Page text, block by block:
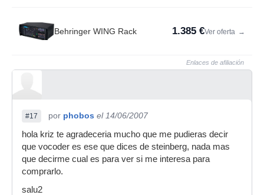
Behringer WING Rack 1.385 €Ver oferta →
Enlaces de afiliación
#17 por phobos el 14/06/2007
hola kriz te agradeceria mucho que me pudieras decir
que vocoder es ese que dices de steinberg, nada mas
que decirme cual es para ver si me interesa para
comprarlo.
salu2